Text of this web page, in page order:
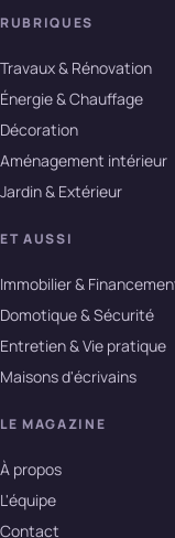
RUBRIQUES
Travaux & Rénovation
Énergie & Chauffage
Décoration
Aménagement intérieur
Jardin & Extérieur
ET AUSSI
Immobilier &
Domotique & Sécurité
Entretien & Vie pratique
Maisons d'écrivains
LE MAGAZINE
À propos
L'équipe
Contact